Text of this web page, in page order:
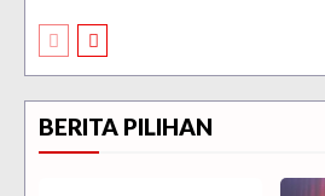
BERITA PILIHAN